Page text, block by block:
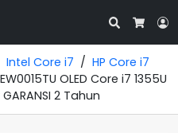
Search
Intel Core i7
HP Core i7
OLED Core i7 1355U
GARANSI 2 Tahun